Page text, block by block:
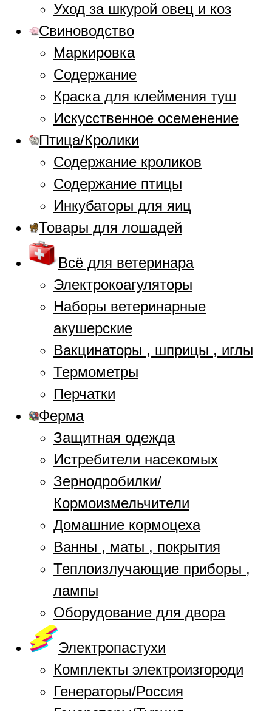
Уход за шкурой овец и коз
Свиноводство
Маркировка
Содержание
Краска для клеймения туш
Искусственное осеменение
Птица/Кролики
Содержание кроликов
Содержание птицы
Инкубаторы для яиц
Товары для лошадей
Всё для ветеринара
Электрокоагуляторы
Наборы ветеринарные
акушерские
Вакцинаторы , шприцы , иглы
Термометры
Перчатки
Ферма
Защитная одежда
Истребители насекомых
Зернодробилки/
Кормоизмельчители
Домашние кормоцеха
Ванны , маты , покрытия
Теплоизлучающие приборы ,
лампы
Оборудование для двора
Электропастухи
Комплекты электроизгороди
Генераторы/Россия